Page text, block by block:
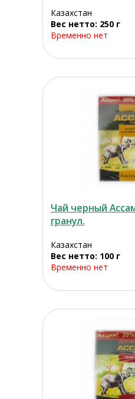
Казахстан
Вес нетто: 250 г
Временно нет
Чай черный
гранул.
Казахстан
Вес нетто: 100 г
Временно нет